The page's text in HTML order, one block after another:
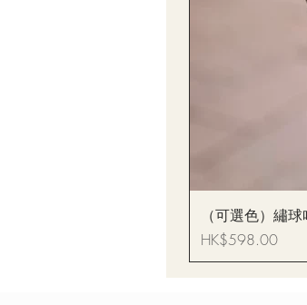
（可選色）繡
價格
HK$598.00